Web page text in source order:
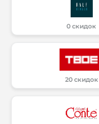
0 скидок
20 скидок